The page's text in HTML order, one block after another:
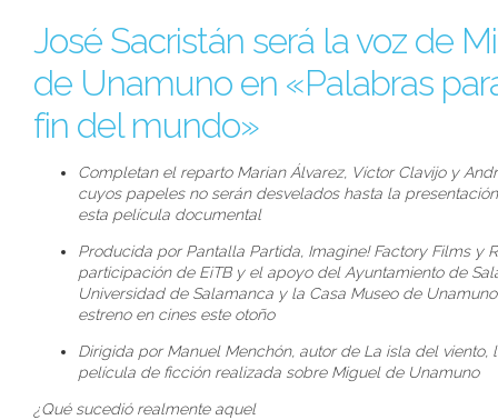
José Sacristán será la voz de
de Unamuno en «Palabras
fin del mundo»
Completan el reparto Marian Álvarez, Víctor Clavijo y
cuyos papeles no serán desvelados hasta la
esta película documental
Producida por Pantalla Partida, Imagine! Factory Films y
participación de EiTB y el apoyo del Ayuntamiento de
Universidad de Salamanca y la Casa Museo de
estreno en cines este otoño
Dirigida por Manuel Menchón, autor de La isla del viento,
película de ficción realizada sobre Miguel de Unamuno
¿Qué sucedió realmente aquel